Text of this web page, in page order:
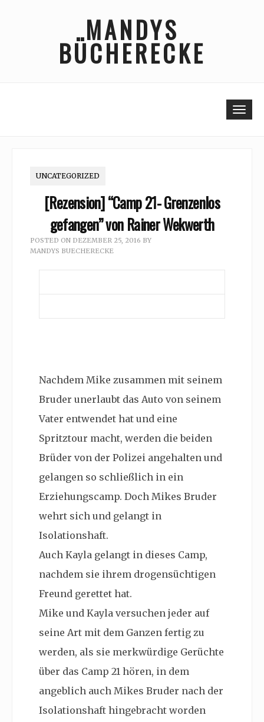
MANDYS
BÜCHERECKE
UNCATEGORIZED
[Rezension] “Camp 21- Grenzenlos
gefangen” von Rainer Wekwerth
POSTED ON DEZEMBER 25, 2016 BY
MANDYS BUECHERECKE
Nachdem Mike zusammen mit seinem
Bruder unerlaubt das Auto von seinem
Vater entwendet hat und eine
Spritztour macht, werden die beiden
Brüder von der Polizei angehalten und
gelangen so schließlich in ein
Erziehungscamp. Doch Mikes Bruder
wehrt sich und gelangt in
Isolationshaft.
Auch Kayla gelangt in dieses Camp,
nachdem sie ihrem drogensüchtigen
Freund gerettet hat.
Mike und Kayla versuchen jeder auf
seine Art mit dem Ganzen fertig zu
werden, als sie merkwürdige Gerüchte
über das Camp 21 hören, in dem
angeblich auch Mikes Bruder nach der
Isolationshaft hingebracht worden